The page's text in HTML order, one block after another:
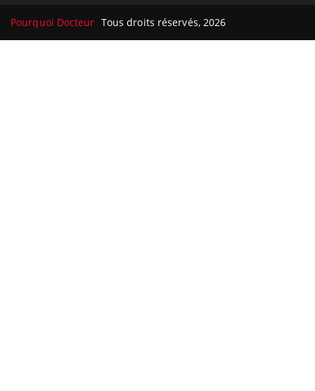
Pourquoi Docteur Tous droits réservés, 2026